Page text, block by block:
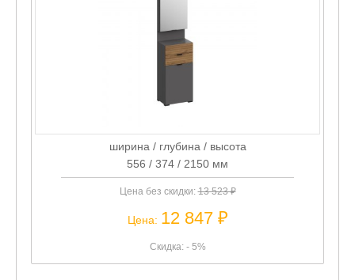
ширина / глубина / высота
556 / 374 / 2150 мм
Цена без скидки:13 523 ₽
Цена: 12 847 ₽
Скидка: - 5%